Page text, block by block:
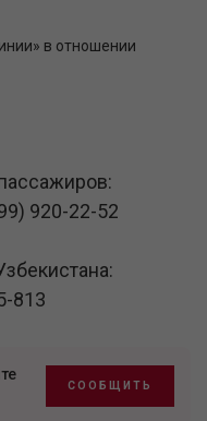
в отношении
920-22-52
813
СООБЩИТЬ